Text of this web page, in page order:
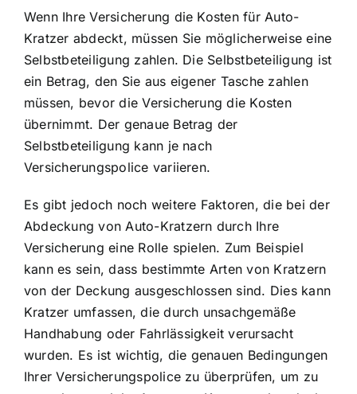
Wenn Ihre Versicherung die Kosten für Auto-
Kratzer abdeckt, müssen Sie möglicherweise eine
Selbstbeteiligung zahlen. Die Selbstbeteiligung ist
ein Betrag, den Sie aus eigener Tasche zahlen
müssen, bevor die Versicherung die Kosten
übernimmt. Der genaue Betrag der
Selbstbeteiligung kann je nach
Versicherungspolice variieren.
Es gibt jedoch noch weitere Faktoren, die bei der
Abdeckung von Auto-Kratzern durch Ihre
Versicherung eine Rolle spielen. Zum Beispiel
kann es sein, dass bestimmte Arten von Kratzern
von der Deckung ausgeschlossen sind. Dies kann
Kratzer umfassen, die durch unsachgemäße
Handhabung oder Fahrlässigkeit verursacht
wurden. Es ist wichtig, die genauen Bedingungen
Ihrer Versicherungspolice zu überprüfen, um zu